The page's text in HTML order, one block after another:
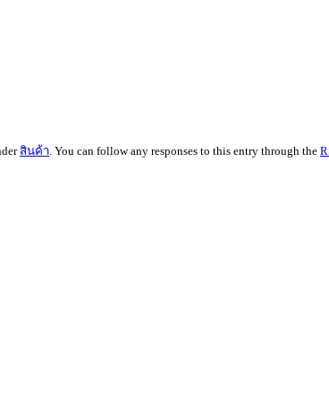
สินค้า. You can follow any responses to this entry through the